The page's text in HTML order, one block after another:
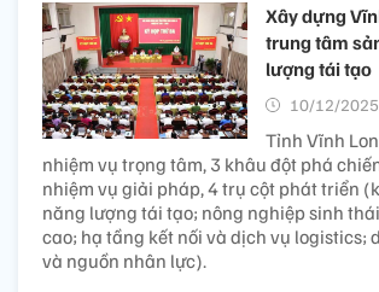
Xây dựng
trung tâm
lượng tái tạo
10/12/2025
Tỉnh Vĩnh
nhiệm vụ trọng tâm, 3 khâu đột phá
nhiệm vụ giải pháp, 4 trụ cột phát triển
năng lượng tái tạo; nông nghiệp sinh
cao; hạ tầng kết nối và dịch vụ logistics;
và nguồn nhân lực).